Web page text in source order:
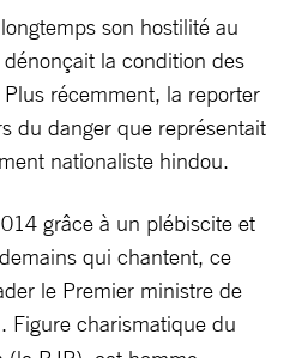
son hostilité au
la condition des
récemment, la reporter
du danger que représentait
nationaliste hindou.
grâce à un plébiscite et
qui chantent, ce
le Premier ministre de
Figure charismatique du